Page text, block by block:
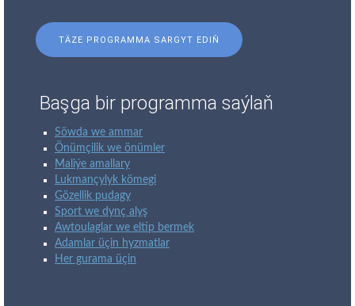
TÄZE PROGRAMMA SARGYT EDIŇ
Başga bir programma saýlaň
Söwda we ammar
Önümçilik we önümler
Maliýe amallary
Lukmançylyk kömegi
Gözellik pudagy
Sport we dynç alyş
Awtoulaglar we eltip bermek
Adamlar üçin hyzmatlar
Her gurama üçin